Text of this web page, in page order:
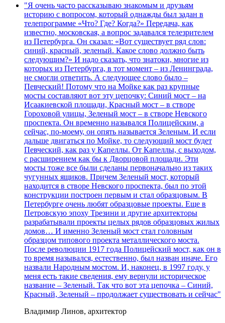
"Я очень часто рассказываю знакомым и друзьям
историю с вопросом, который однажды был задан в
телепрограмме «Что? Где? Когда?» Передача, как
известно, московская, а вопрос задавался телезрителем
из Петербурга. Он сказал: «Вот существует ряд слов:
синий, красный, зеленый. Какое слово должно быть
следующим?» И надо сказать, что знатоки, многие из
которых из Петербурга, в тот момент – из Ленинграда,
не смогли ответить. А следующее слово было –
Певческий! Потому что на Мойке как раз крупные
мосты составляют вот эту цепочку: Синий мост – на
Исаакиевской площади, Красный мост – в створе
Гороховой улицы, Зеленый мост – в створе Невского
проспекта. Он временно назывался Полицейским, а
сейчас, по-моему, он опять называется Зеленым. И если
дальше двигаться по Мойке, то следующий мост будет
Певческий, как раз у Капеллы. От Капеллы, с выходом,
с расширением как бы к Дворцовой площади. Эти
мосты тоже все были сделаны первоначально из таких
чугунных ящиков. Причем Зеленый мост, который
находится в створе Невского проспекта, был по этой
конструкции построен первым и стал образцовым. В
Петербурге очень любят образцовые проекты. Еще в
Петровскую эпоху Трезини и другие архитекторы
разрабатывали проекты целых рядов образцовых жилых
домов… И именно Зеленый мост стал головным
образцом типового проекта металлического моста.
После революции 1917 года Полицейский мост, как он в
то время назывался, естественно, был назван иначе. Его
назвали Народным мостом. И, наконец, в 1997 году, у
меня есть такие сведения, ему вернули историческое
название – Зеленый. Так что вот эта цепочка – Синий,
Красный, Зеленый – продолжает существовать и сейчас"
Владимир Линов, архитектор